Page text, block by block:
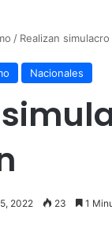
/ Realizan
Nacionales
2022 23 1